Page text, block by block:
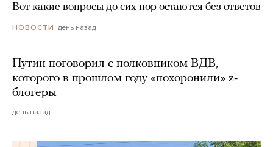
Вот какие вопросы до сих пор остаются без ответов
НОВОСТИ день назад
Путин поговорил с полковником ВДВ,
которого в прошлом году «похоронили» z-
блогеры
день назад